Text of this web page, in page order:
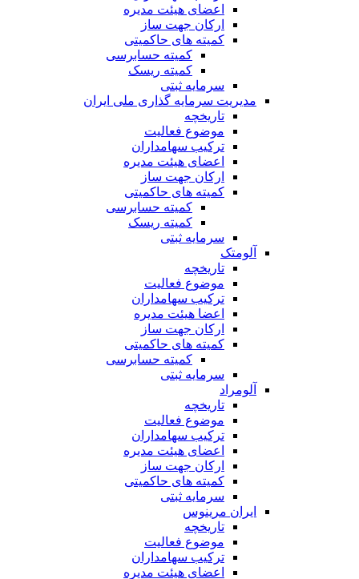
اعضای هیئت مدیره
ارکان جهت ساز
کمیته های حاکمیتی
کمیته حسابرسی
کمیته ریسک
سرمایه ثبتی
مدیریت سرمایه گذاری ملی ایران
تاریخچه
موضوع فعالیت
ترکیب سهامداران
اعضای هیئت مدیره
ارکان جهت ساز
کمیته های حاکمیتی
کمیته حسابرسی
کمیته ریسک
سرمایه ثبتی
آلومتک
تاریخچه
موضوع فعالیت
ترکیب سهامداران
اعضا هیئت مدیره
ارکان جهت ساز
کمیته های حاکمیتی
کمیته حسابرسی
سرمایه ثبتی
آلومراد
تاریخچه
موضوع فعالیت
ترکیب سهامداران
اعضای هیئت مدیره
ارکان جهت ساز
کمیته های حاکمیتی
سرمایه ثبتی
ایران مرینوس
تاریخچه
موضوع فعالیت
ترکیب سهامداران
اعضای هیئت مدیره